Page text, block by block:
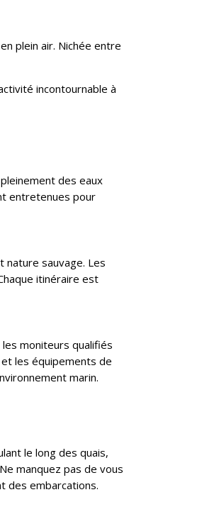
plein air. Nichée entre
incontournable à
des eaux
entretenues pour
sauvage. Les
itinéraire est
moniteurs qualifiés
les équipements de
marin.
le long des quais,
manquez pas de vous
des embarcations.